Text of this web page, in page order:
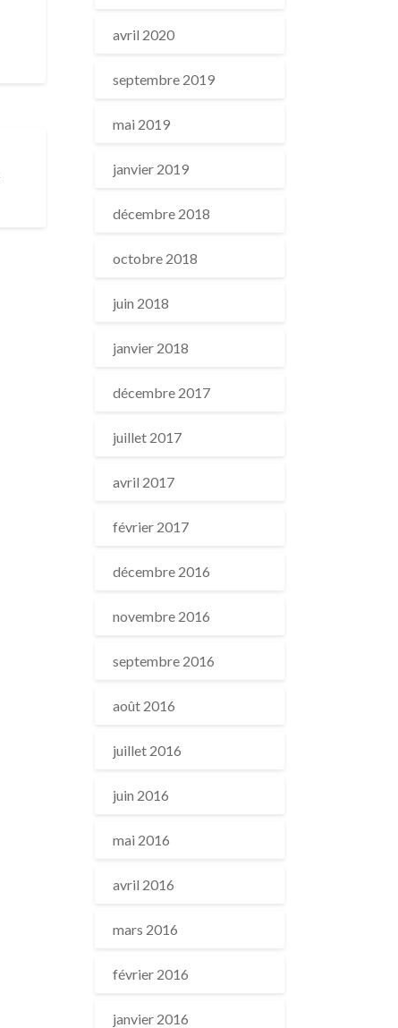
avril 2020
septembre 2019
mai 2019
janvier 2019
décembre 2018
octobre 2018
juin 2018
janvier 2018
décembre 2017
juillet 2017
avril 2017
février 2017
décembre 2016
novembre 2016
septembre 2016
août 2016
juillet 2016
juin 2016
mai 2016
avril 2016
mars 2016
février 2016
janvier 2016